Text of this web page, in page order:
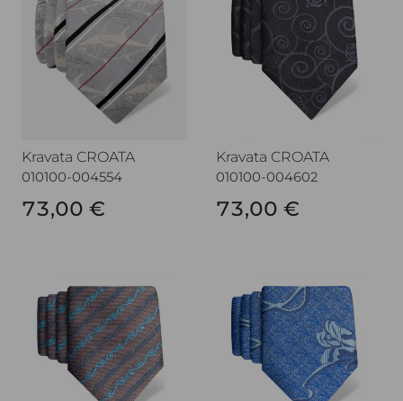
Kravata CROATA
010100-004554
73,00 €
Kravata CROATA
010100-004602
73,00 €